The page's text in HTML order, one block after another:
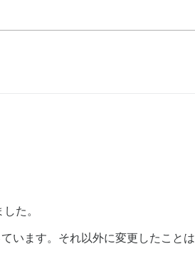
た。
います。それ以外に変更したことは